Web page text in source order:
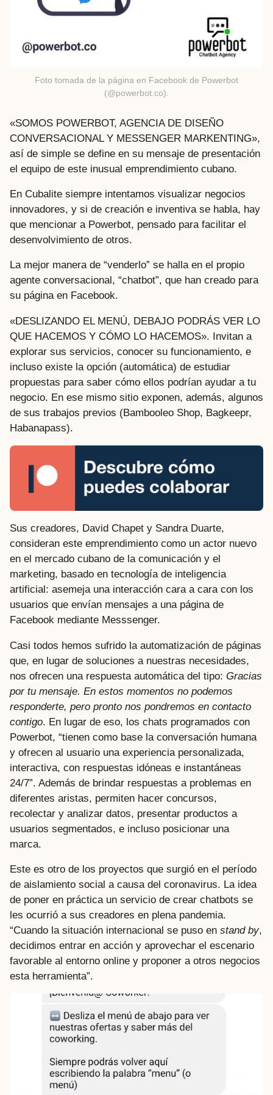
Foto tomada de la página en Facebook de Powerbot
(@powerbot.co).
«SOMOS POWERBOT, AGENCIA DE DISEÑO
CONVERSACIONAL Y MESSENGER MARKENTING»,
así de simple se define en su mensaje de presentación
el equipo de este inusual emprendimiento cubano.
En Cubalite siempre intentamos visualizar negocios
innovadores, y si de creación e inventiva se habla, hay
que mencionar a Powerbot, pensado para facilitar el
desenvolvimiento de otros.
La mejor manera de “venderlo” se halla en el propio
agente conversacional, “chatbot”, que han creado para
su página en Facebook.
«DESLIZANDO EL MENÚ, DEBAJO PODRÁS VER LO
QUE HACEMOS Y CÓMO LO HACEMOS». Invitan a
explorar sus servicios, conocer su funcionamiento, e
incluso existe la opción (automática) de estudiar
propuestas para saber cómo ellos podrían ayudar a tu
negocio. En ese mismo sitio exponen, además, algunos
de sus trabajos previos (Bambooleo Shop, Bagkeepr,
Habanapass).
Sus creadores, David Chapet y Sandra Duarte,
consideran este emprendimiento como un actor nuevo
en el mercado cubano de la comunicación y el
marketing, basado en tecnología de inteligencia
artificial: asemeja una interacción cara a cara con los
usuarios que envían mensajes a una página de
Facebook mediante Messsenger.
Casi todos hemos sufrido la automatización de páginas
que, en lugar de soluciones a nuestras necesidades,
nos ofrecen una respuesta automática del tipo: Gracias
por tu mensaje. En estos momentos no podemos
responderte, pero pronto nos pondremos en contacto
contigo. En lugar de eso, los chats programados con
Powerbot, “tienen como base la conversación humana
y ofrecen al usuario una experiencia personalizada,
interactiva, con respuestas idóneas e instantáneas
24/7”. Además de brindar respuestas a problemas en
diferentes aristas, permiten hacer concursos,
recolectar y analizar datos, presentar productos a
usuarios segmentados, e incluso posicionar una
marca.
Este es otro de los proyectos que surgió en el período
de aislamiento social a causa del coronavirus. La idea
de poner en práctica un servicio de crear chatbots se
les ocurrió a sus creadores en plena pandemia.
“Cuando la situación internacional se puso en stand by,
decidimos entrar en acción y aprovechar el escenario
favorable al entorno online y proponer a otros negocios
esta herramienta”.